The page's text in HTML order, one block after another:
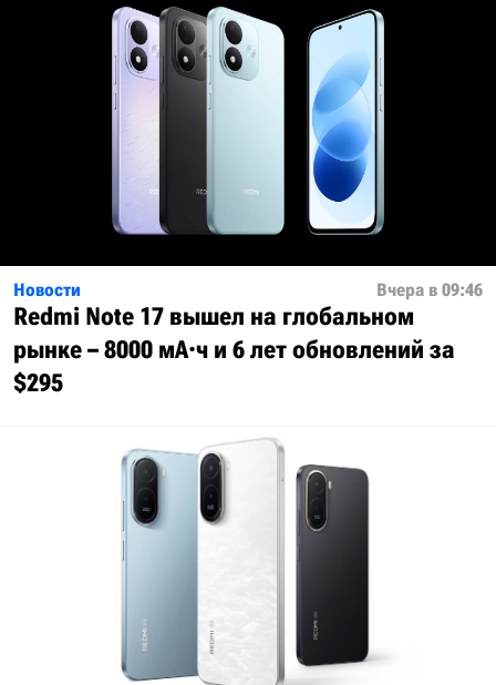
Новости Вчера в 09:46
Redmi Note 17 вышел на глобальном
рынке – 8000 мА·ч и 6 лет обновлений за
$295